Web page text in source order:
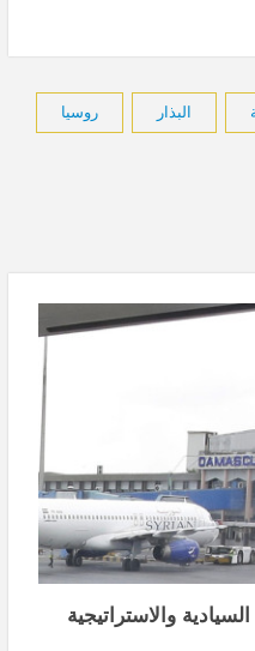
البذار روسيا
والاستراتيجية